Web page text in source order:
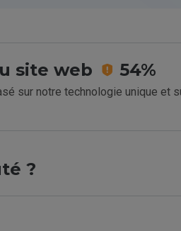
site web 54%
sur notre technologie unique et
?